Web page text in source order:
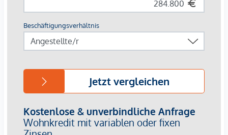
DIE AUSSTATTUNG – Wohnen mit Stil und Komfort
Die Wohnungen überzeugen mit einergehobenen
Ausstattungund vielen liebevollen Details, die den Alltag
Flächenbündige Holz-Alu-Fensterfür lichtdurchflutete
Räume
Außenliegender Sonnenschutz mit Markisoletten,
Kassettenmarkisen, Screens oder textilen Vorhängen
(je bauphysikalischer Vorgabe)